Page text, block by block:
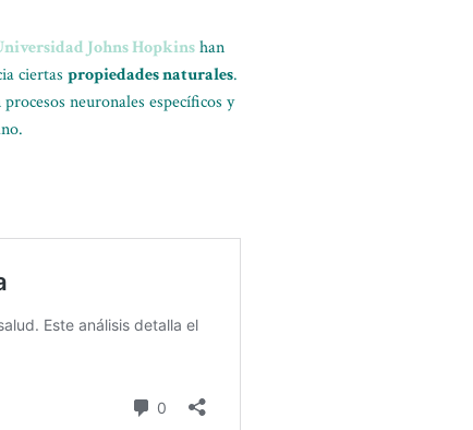
Johns Hopkinshan
ciertas propiedades naturales.
neuronales específicos y